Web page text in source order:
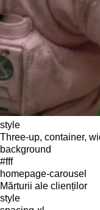
style
Three-up, container,
background
#fff
homepage-carousel
Mărturii ale clienților
style